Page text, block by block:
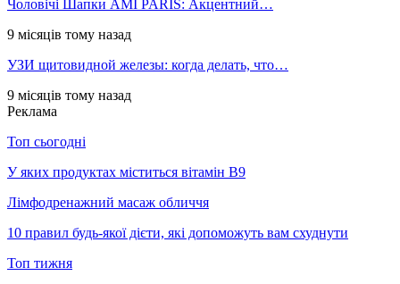
Чоловічі Шапки AMI PARIS: Акцентний…
9 місяців тому назад
УЗИ щитовидной железы: когда делать, что…
9 місяців тому назад
Реклама
Топ сьогодні
У яких продуктах міститься вітамін В9
Лімфодренажний масаж обличчя
10 правил будь-якої дієти, які допоможуть вам схуднути
Топ тижня